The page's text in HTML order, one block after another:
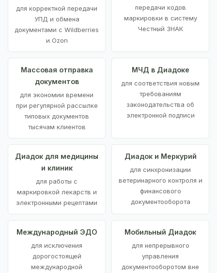
для корректной передачи
УПД и обмена
документами с Wildberries
и Ozon
передачи кодов
маркировки в систему
Честный ЗНАК
Массовая отправка
документов
для экономии времени
при регулярной рассылке
типовых документов
тысячам клиентов
МЧД в Диадоке
для соответствия новым
требованиям
законодательства об
электронной подписи
Диадок для медицины
и клиник
для работы с
маркировкой лекарств и
электронными рецептами
Диадок и Меркурий
для синхронизации
ветеринарного контроля и
финансового
документооборота
Международный ЭДО
для исключения
дорогостоящей
международной
Мобильный Диадок
для непрерывного
управления
документооборотом вне